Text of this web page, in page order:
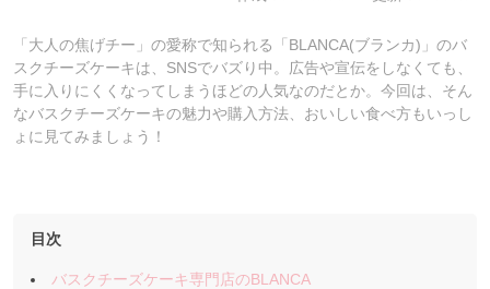
「大人の焦げチー」の愛称で知られる「BLANCA(ブランカ)」のバ
スクチーズケーキは、SNSでバズり中。広告や宣伝をしなくても、
手に入りにくくなってしまうほどの人気なのだとか。今回は、そん
なバスクチーズケーキの魅力や購入方法、おいしい食べ方もいっし
ょに見てみましょう！
目次
バスクチーズケーキ専門店のBLANCA